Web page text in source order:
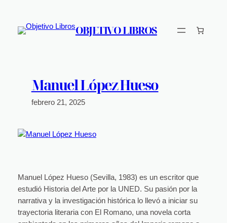
contenido
OBJETIVO LIBROS
Manuel López Hueso
febrero 21, 2025
Manuel López Hueso (Sevilla, 1983) es un escritor que
estudió Historia del Arte por la UNED. Su pasión por la
narrativa y la investigación histórica lo llevó a iniciar su
trayectoria literaria con El Romano, una novela corta